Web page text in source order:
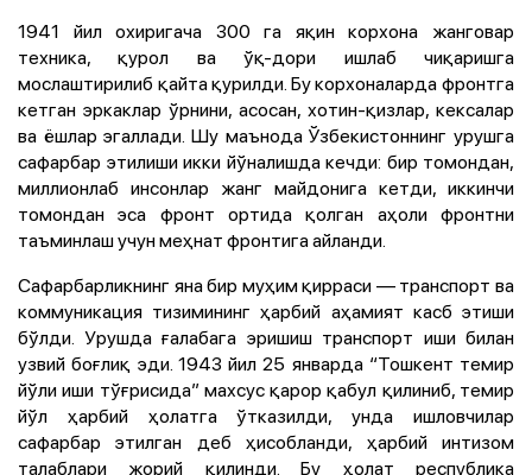
1941 йил охиригача 300 га яқин корхона жанговар
техника, қурол ва ўқ-дори ишлаб чиқаришга
мослаштирилиб қайта қурилди. Бу корхоналарда фронтга
кетган эркаклар ўрнини, асосан, хотин-қизлар, кексалар
ва ёшлар эгаллади. Шу маънода Ўзбекистоннинг урушга
сафарбар этилиши икки йўналишда кечди: бир томондан,
миллионлаб инсонлар жанг майдонига кетди, иккинчи
томондан эса фронт ортида қолган аҳоли фронтни
таъминлаш учун меҳнат фронтига айланди.
Сафарбарликнинг яна бир муҳим қирраси — транспорт ва
коммуникация тизимининг ҳарбий аҳамият касб этиши
бўлди. Урушда ғалабага эришиш транспорт иши билан
узвий боғлиқ эди. 1943 йил 25 январда “Тошкент темир
йўли иши тўғрисида” махсус қарор қабул қилиниб, темир
йўл ҳарбий ҳолатга ўтказилди, унда ишловчилар
сафарбар этилган деб ҳисобланди, ҳарбий интизом
талаблари жорий қилинди. Бу ҳолат республика